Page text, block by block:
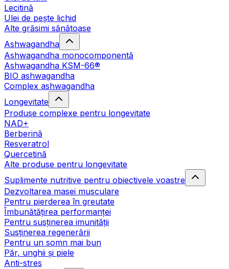
Lecitină
Ulei de pește lichid
Alte grăsimi sănătoase
Ashwagandha
Ashwagandha monocomponentă
Ashwagandha KSM-66®
BIO ashwagandha
Complex ashwagandha
Longevitate
Produse complexe pentru longevitate
NAD+
Berberină
Resveratrol
Quercetină
Alte produse pentru longevitate
Suplimente nutritive pentru obiectivele voastre
Dezvoltarea masei musculare
Pentru pierderea în greutate
Îmbunătățirea performanței
Pentru susținerea imunității
Susținerea regenerării
Pentru un somn mai bun
Păr, unghii și piele
Anti-stres